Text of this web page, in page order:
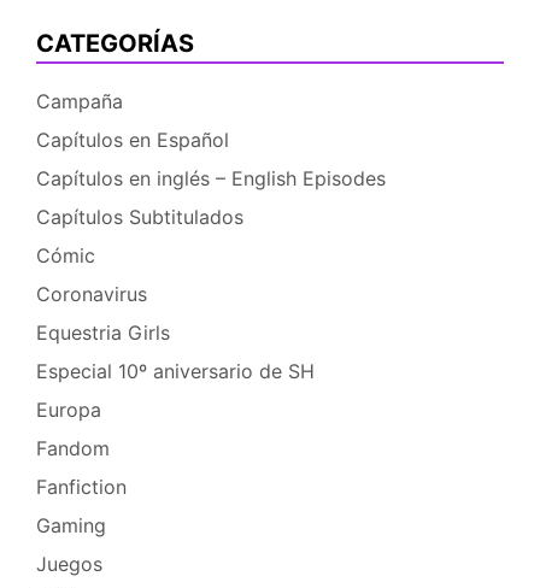
CATEGORÍAS
Campaña
Capítulos en Español
Capítulos en inglés – English Episodes
Capítulos Subtitulados
Cómic
Coronavirus
Equestria Girls
Especial 10º aniversario de SH
Europa
Fandom
Fanfiction
Gaming
Juegos